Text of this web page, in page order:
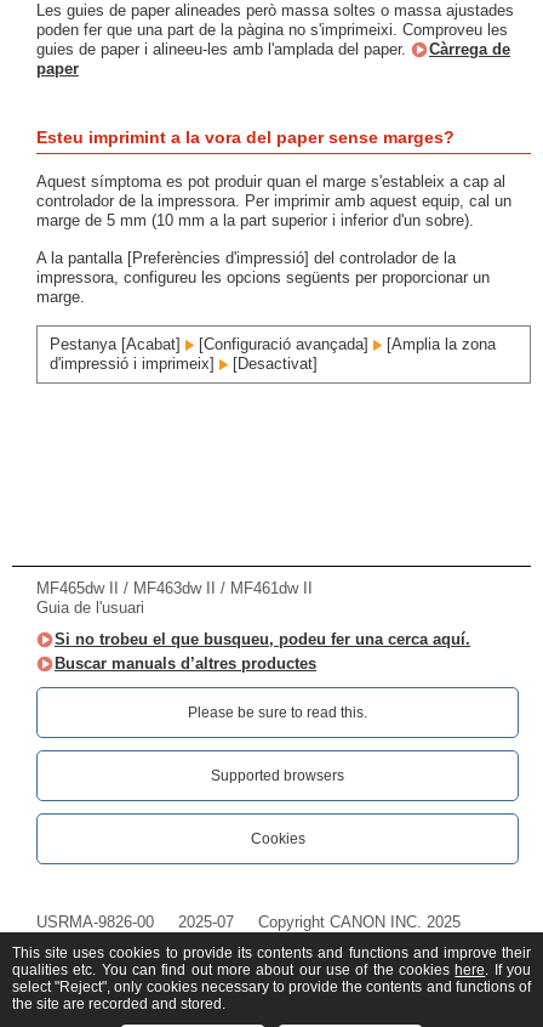
Les guies de paper alineades però massa soltes o massa ajustades
poden fer que una part de la pàgina no s'imprimeixi. Comproveu les
guies de paper i alineeu-les amb l'amplada del paper.
Càrrega de
paper
Esteu imprimint a la vora del paper sense marges?
Aquest símptoma es pot produir quan el marge s'estableix a cap al
controlador de la impressora. Per imprimir amb aquest equip, cal un
marge de 5 mm (10 mm a la part superior i inferior d'un sobre).
A la pantalla [Preferències d'impressió] del controlador de la
impressora, configureu les opcions següents per proporcionar un
marge.
Pestanya [Acabat] [Configuració avançada]
[Amplia la zona
d'impressió i imprimeix]
[Desactivat]
MF465dw II / MF463dw II / MF461dw II
Guia de l'usuari
Si no trobeu el que busqueu, podeu fer una cerca aquí.
Buscar manuals d’altres productes
Please be sure to read this.‎
Supported browsers
Cookies
USRMA-9826-00 2025-07 Copyright CANON INC. 2025
This site uses cookies to provide its contents and functions and improve their
qualities etc. You can find out more about our use of the cookies here. If you
select "Reject", only cookies necessary to provide the contents and functions of
the site are recorded and stored.